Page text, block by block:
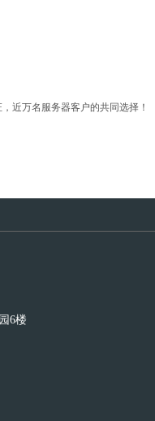
近万名服务器客户的共同选择！
6楼